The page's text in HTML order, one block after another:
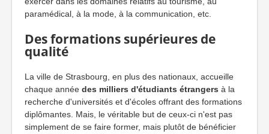
paramédical, à la mode, à la communication, etc.
Des formations supérieures de
qualité
La ville de Strasbourg, en plus des nationaux, accueille
chaque année des milliers d'étudiants étrangers à la
recherche d'universités et d'écoles offrant des formations
diplômantes. Mais, le véritable but de ceux-ci n'est pas
simplement de se faire former, mais plutôt de bénéficier